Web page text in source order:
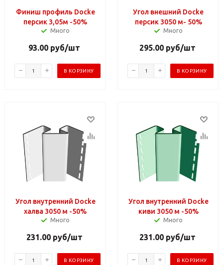
Финиш профиль Docke
персик 3,05м -50%
Много
93.00 руб/шт
В КОРЗИНУ
Угол внешний Docke
персик 3050 м- 50%
Много
295.00руб/шт
В КОРЗИНУ
Угол внутренний Docke
халва 3050 м -50%
Много
231.00руб/шт
В КОРЗИНУ
Угол внутренний Docke
киви 3050 м -50%
Много
231.00руб/шт
В КОРЗИНУ